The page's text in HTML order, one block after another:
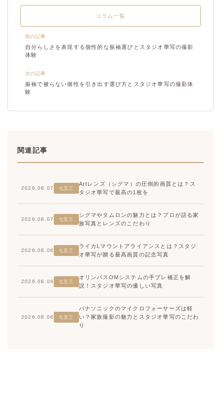
前の記事
自分らしさを表現する個性的な振袖選びとスタジオ華写の撮影
体験
コラム一覧
次の記事
振袖で被らない個性を引き出す選び方とスタジオ華写の撮影体
験
関連記事
2026.08.07 七五三
Artレンズ（シグマ）の圧倒的画質とは？ス
タジオ華写で最高の1枚を
2026.08.07 七五三
シグマやタムロンの魅力とは？プロが語る家
族写真とレンズのこだわり
2026.08.06 七五三
ライカLマウントアライアンスとは？スタジ
オ華写が贈る最高画質の記念写真
2026.08.06 七五三
オリンパスOMシステムの手ブレ補正を解
説！スタジオ華写の優しい写真
2026.08.06 七五三
パナソニックのマイクロフォーサーズは軽
い？家族撮影の魅力とスタジオ華写のこだわ
り